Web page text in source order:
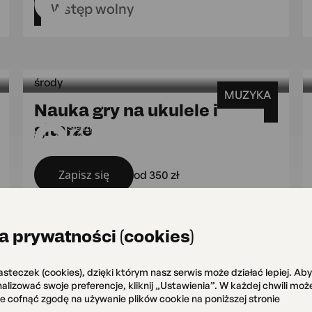
prywatności (cookies)
(cookies), dzięki którym nasz serwis może działać lepiej.
swoje preferencje, kliknij „Ustawienia”. W każdej chwili
cofnąć zgodę na używanie plików cookie na poniższej stronie
Wstęp wolny
17:00 Siedziba główna OKO
MUZYKA
Siedziba główna
OKO
środy
Nauka gry na ukulele i
gitarze środy Siedziba główna OKO
Zapisz się od 350 zł
17:00 wtorki 18:30 Sala